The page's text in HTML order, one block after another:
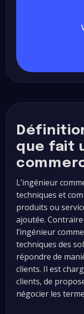
que fait
L’ingénieur
techniques et
produits ou
ajoutée.
l’ingénieur
techniques des
répondre de
clients. Il est
clients, de
négocier les